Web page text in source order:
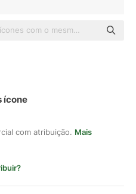
ícone
com atribuição. Mais